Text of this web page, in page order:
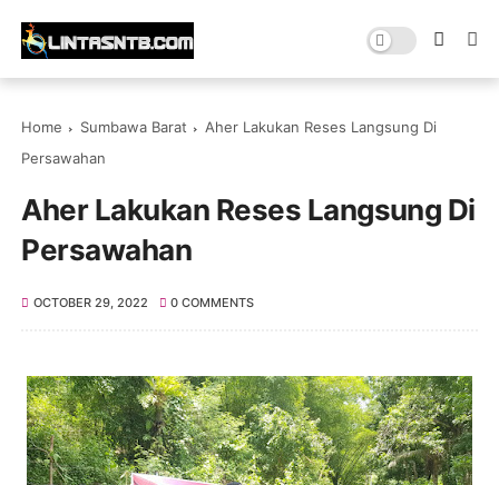
Home Sumbawa Barat
Aher Lakukan Reses Langsung Di
Persawahan
Aher Lakukan Reses Langsung Di
Persawahan
OCTOBER 29, 2022 0 COMMENTS